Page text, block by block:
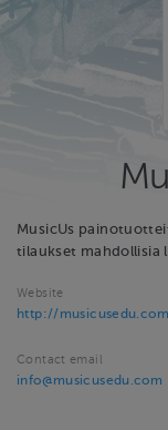
MusicUs
tilaukset mahdollisia
Website
http://musicusedu.com
Contact email
info@musicusedu.com